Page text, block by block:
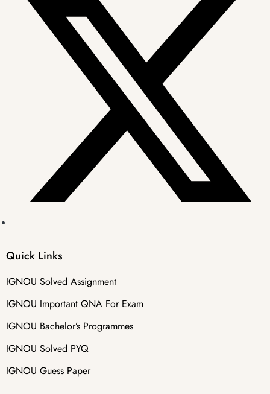
Quick Links
IGNOU Solved Assignment
IGNOU Important QNA For Exam
IGNOU Bachelor’s Programmes
IGNOU Solved PYQ
IGNOU Guess Paper